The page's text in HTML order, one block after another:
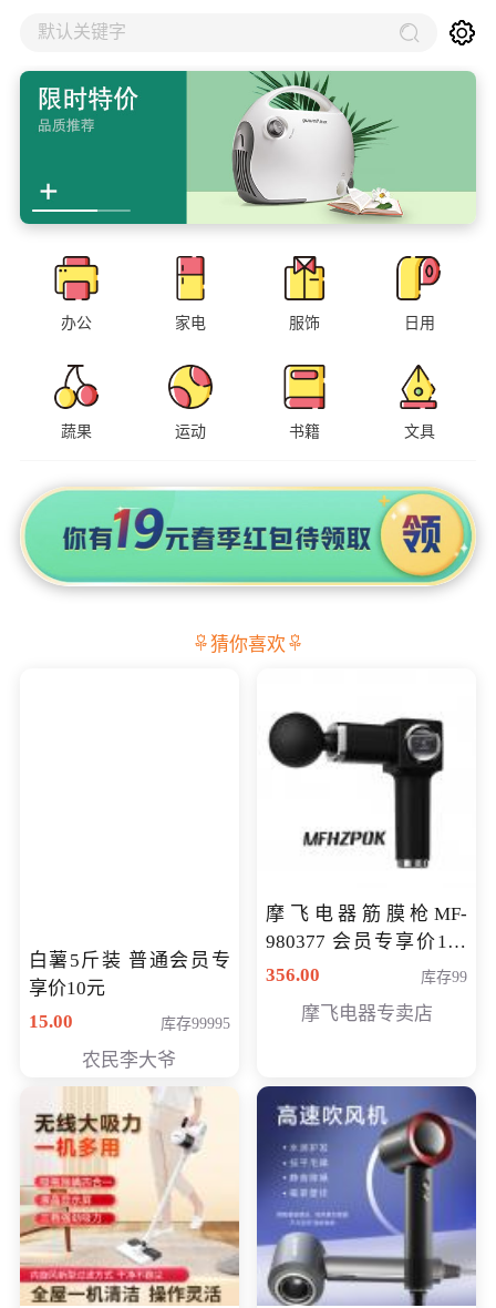
默认关键字
办公 家电 服饰 日用
蔬果 运动 书籍 文具
猜你喜欢
白薯5斤装 普通会员专
享价10元
15.00
库存99995
农民李大爷
摩飞电器筋膜枪MF-
980377 会员专享价199
元
356.00 库存99
摩飞电器专卖店